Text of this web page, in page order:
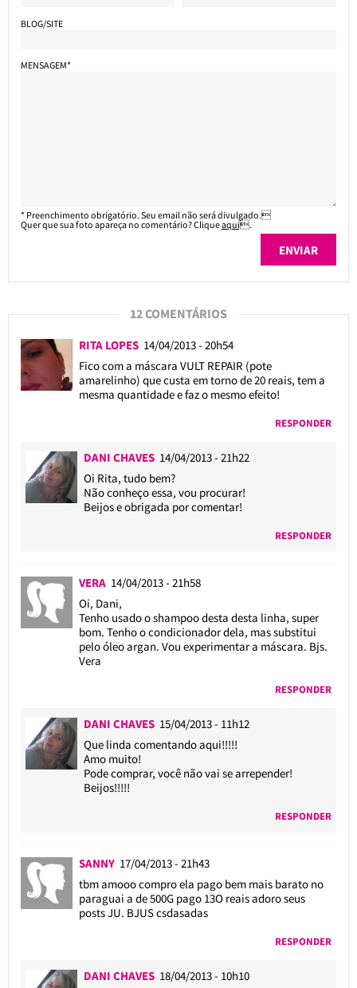
BLOG/SITE
MENSAGEM*
* Preenchimento obrigatório. Seu email não será divulgado.
Quer que sua foto apareça no comentário? Cliqueaqui.
12 COMENTÁRIOS
RITA LOPES 14/04/2013 - 20h54
Fico com a máscara VULT REPAIR (pote
amarelinho) que custa em torno de 20 reais, tem a
mesma quantidade e faz o mesmo efeito!
RESPONDER
DANI CHAVES 14/04/2013 - 21h22
Oi Rita, tudo bem?
Não conheço essa, vou procurar!
Beijos e obrigada por comentar!
RESPONDER
VERA 14/04/2013 - 21h58
Oi, Dani,
Tenho usado o shampoo desta desta linha, super
bom. Tenho o condicionador dela, mas substitui
pelo óleo argan. Vou experimentar a máscara. Bjs.
Vera
RESPONDER
DANI CHAVES 15/04/2013 - 11h12
Que linda comentando aqui!!!!!
Amo muito!
Pode comprar, você não vai se arrepender!
Beijos!!!!!
RESPONDER
SANNY 17/04/2013 - 21h43
tbm amooo compro ela pago bem mais barato no
paraguai a de 500G pago 13O reais adoro seus
posts JU. BJUS csdasadas
RESPONDER
DANI CHAVES 18/04/2013 - 10h10